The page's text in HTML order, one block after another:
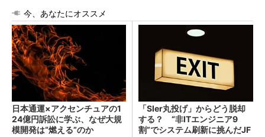
今、あなたにオススメ
日本通運×アクセンチュアの1
24億円訴訟に学ぶ、なぜ大規
模開発は“燃える”のか
「SIer丸投げ」からどう脱却
する？ “非ITエンジニア9
割”でシステム刷新に挑んだJF